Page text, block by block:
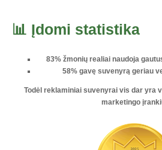
📊 Įdomi statistika
83% žmonių realiai naudoja
58% gavę suvenyrą geriau
Todėl reklaminiai suvenyrai vis dar yra
marketingo